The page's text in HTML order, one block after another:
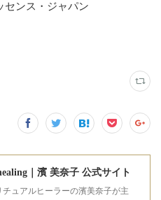
センス・ジャパン
｜濱 美奈子 公式サイト
ュアルヒーラーの濱美奈子が主